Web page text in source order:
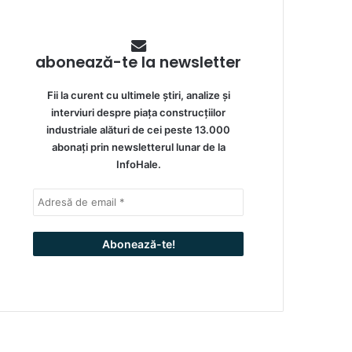
abonează-te la newsletter
Fii la curent cu ultimele știri, analize și
interviuri despre piața construcțiilor
industriale alături de cei peste 13.000
abonați prin newsletterul lunar de la
InfoHale.